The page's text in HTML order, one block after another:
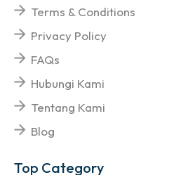
Terms & Conditions
Privacy Policy
FAQs
Hubungi Kami
Tentang Kami
Blog
Top Category